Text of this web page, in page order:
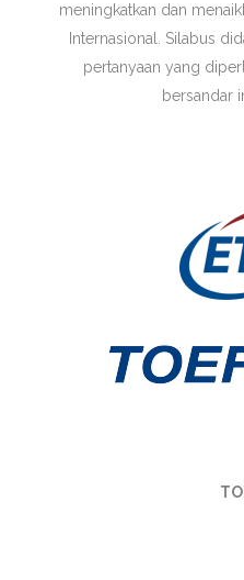
meningkatkan dan
Internasional. Silabus
pertanyaan yang
bersandar